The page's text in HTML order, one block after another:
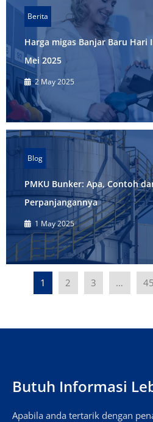
Berita
Harga migas Banjar Baru Hari
Mei 2025
2 May 2025
Blog
PMKU Bunker: Apa, Contoh
Perpanjangannya
1 May 2025
1 2 3 … 45
Butuh Informasi
Apabila anda tertarik dengan